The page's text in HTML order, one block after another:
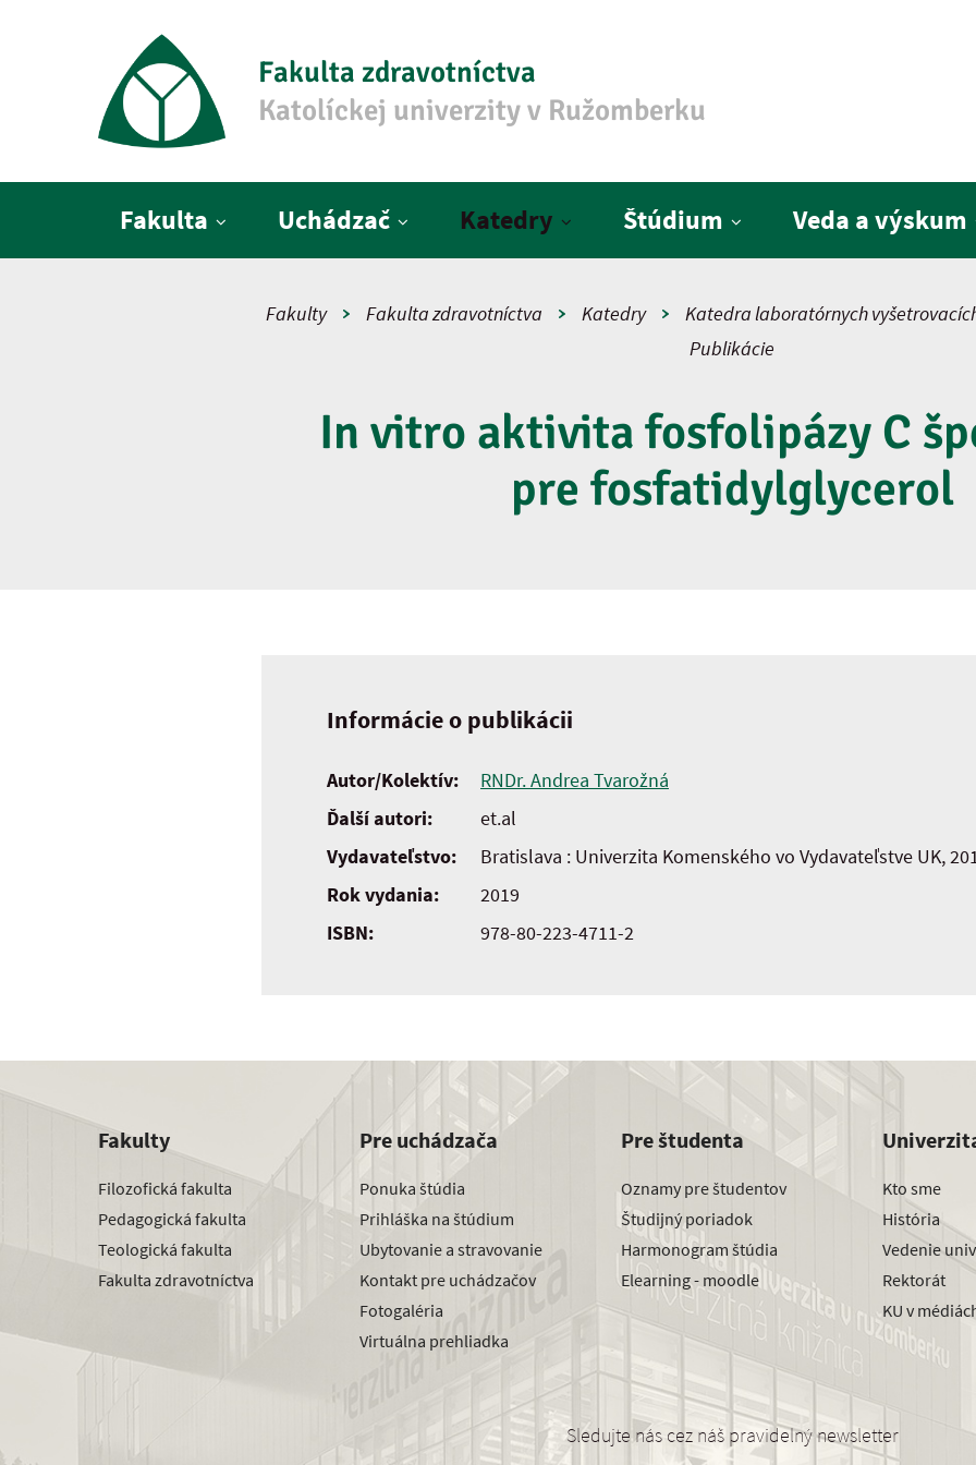
Fakulta zdravotníctva
Katolíckej univerzity v Ružomberku
Fakulta Uchádzač Katedry Štúdium Veda a výskum
Fakulty Fakulta zdravotníctva Katedry
Katedra laboratórnych
Publikácie
In vitro aktivita fosfolipázy C
pre fosfatidylglycerol
Informácie o publikácii
Autor/Kolektív:
RNDr. Andrea Tvarožná
Ďalší autori:
et.al
Vydavateľstvo:
Bratislava : Univerzita Komenského vo Vydavateľstve UK,
Rok vydania:
2019
ISBN:
978-80-223-4711-2
Fakulty
Filozofická fakulta
Pedagogická fakulta
Teologická fakulta
Fakulta zdravotníctva
Pre uchádzača
Ponuka štúdia
Prihláška na štúdium
Ubytovanie a stravovanie
Kontakt pre uchádzačov
Fotogaléria
Virtuálna prehliadka
Pre študenta
Oznamy pre študentov
Študijný poriadok
Harmonogram štúdia
Elearning - moodle
Kto sme
História
Vedenie
Rektorát
KU v
Sledujte nás cez náš pravidelný newsletter